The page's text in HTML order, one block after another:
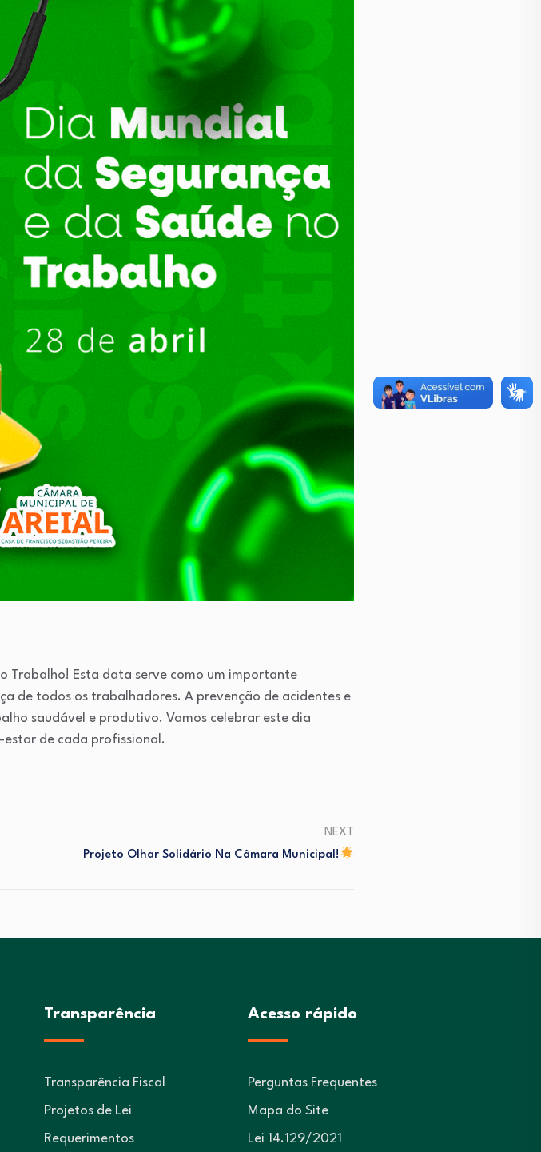
Trabalho! Esta data serve como um importante
de todos os trabalhadores. A prevenção de acidentes e
saudável e produtivo. Vamos celebrar este dia
estar de cada profissional.
NEXT
Projeto Olhar Solidário Na Câmara Municipal!
Transparência
Transparência Fiscal
Projetos de Lei
Requerimentos
Acesso rápido
Perguntas Frequentes
Mapa do Site
Lei 14.129/2021